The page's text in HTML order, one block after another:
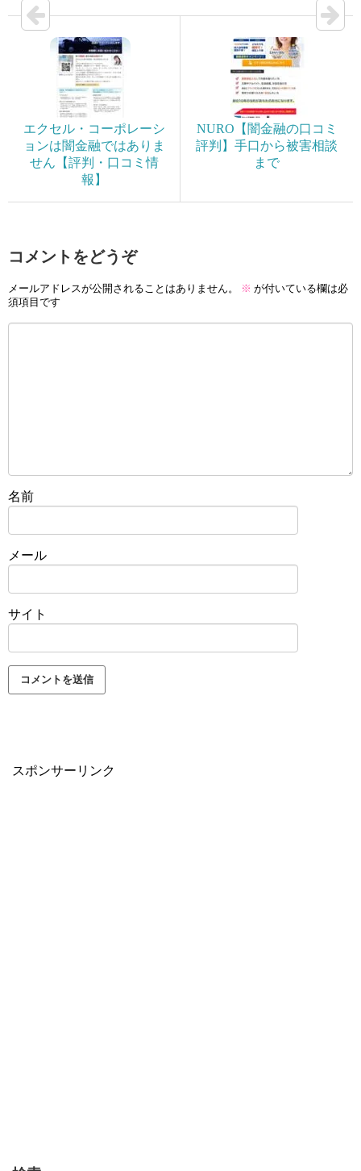
エクセル・コーポレーシ
ョンは闇金融ではありま
せん【評判・口コミ情
報】
NURO【闇金融の口コミ
評判】手口から被害相談
まで
コメントをどうぞ
メールアドレスが公開されることはありません。 ※ が付いている欄は必
須項目です
名前
メール
サイト
スポンサーリンク